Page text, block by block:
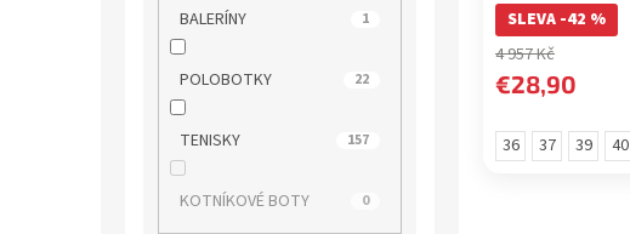
TOM TAILOR
WILD
WINK
BALERÍNY 1
POLOBOTKY 22
TENISKY 157
KOTNÍKOVÉ BOTY 0
SLEVA -42 %
4 957 Kč
€28,90
36 37 39 40